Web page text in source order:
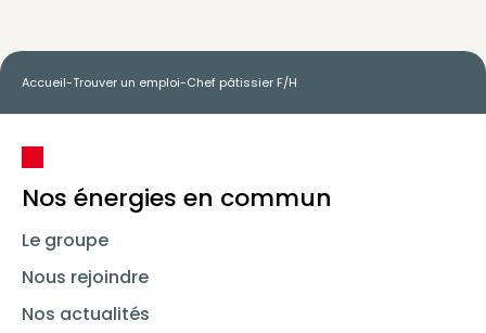
Accueil-Trouver un emploi-Chef pâtissier F/H
Nos énergies en commun
Le groupe
Nous rejoindre
Nos actualités